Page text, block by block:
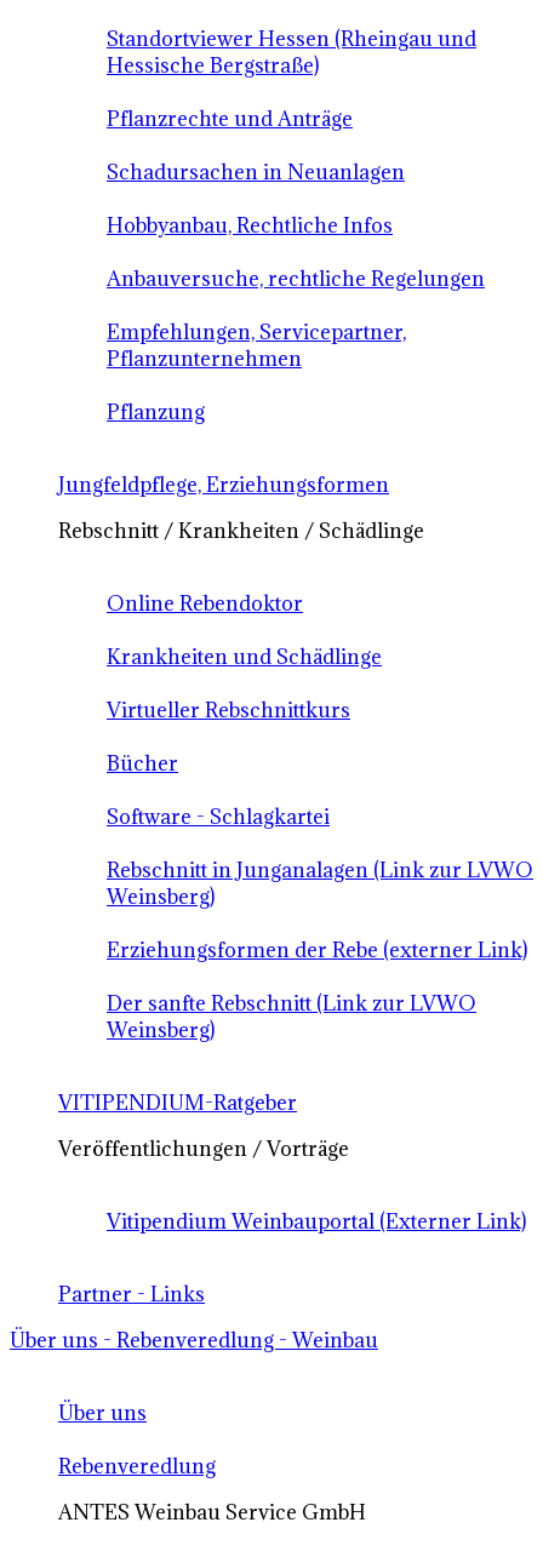
Standortviewer Hessen (Rheingau und
Hessische Bergstraße)
Pflanzrechte und Anträge
Schadursachen in Neuanlagen
Hobbyanbau, Rechtliche Infos
Anbauversuche, rechtliche Regelungen
Empfehlungen, Servicepartner,
Pflanzunternehmen
Pflanzung
Jungfeldpflege, Erziehungsformen
Rebschnitt / Krankheiten / Schädlinge
Online Rebendoktor
Krankheiten und Schädlinge
Virtueller Rebschnittkurs
Bücher
Software - Schlagkartei
Rebschnitt in Junganalagen (Link zur LVWO
Weinsberg)
Erziehungsformen der Rebe (externer Link)
Der sanfte Rebschnitt (Link zur LVWO
Weinsberg)
VITIPENDIUM-Ratgeber
Veröffentlichungen / Vorträge
Vitipendium Weinbauportal (Externer Link)
Partner - Links
Über uns - Rebenveredlung - Weinbau
Über uns
Rebenveredlung
ANTES Weinbau Service GmbH